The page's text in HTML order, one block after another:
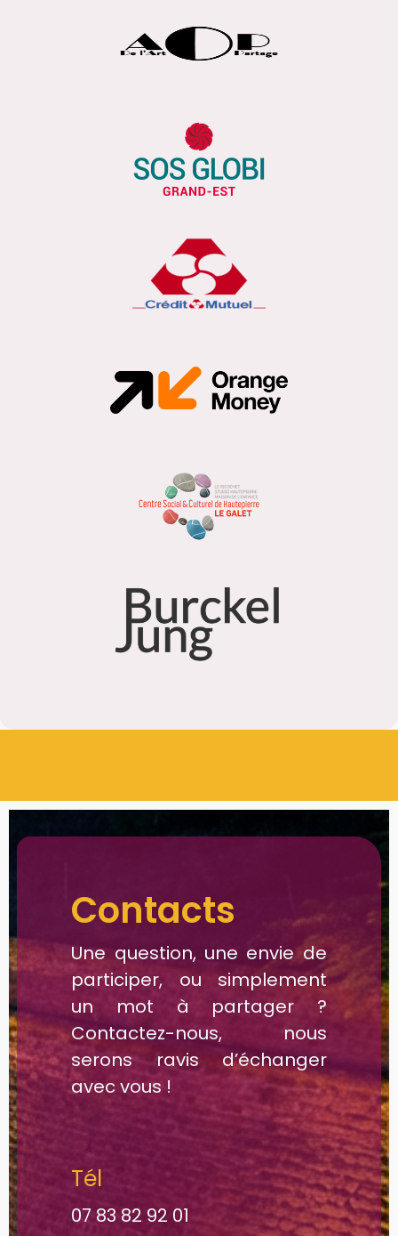
Contacts
Une question, une envie de
participer, ou simplement
un mot à partager ?
Contactez-nous, nous
serons ravis d’échanger
avec vous !
Tél
07 83 82 92 01